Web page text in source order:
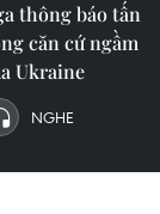
thông báo tấn
căn cứ ngầm
Ukraine
NGHE